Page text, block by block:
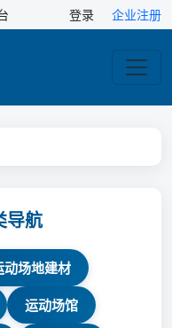
登录 企业注册
导航
动场地建材
运动场馆